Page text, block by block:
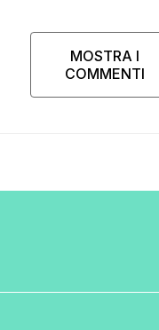
MOSTRA I
COMMENTI